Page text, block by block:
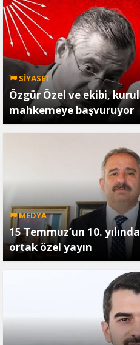
SİYASET
Özgür Özel ve ekibi,
mahkemeye başvuruyor
MEDYA
15 Temmuz’un 10.
ortak özel yayın